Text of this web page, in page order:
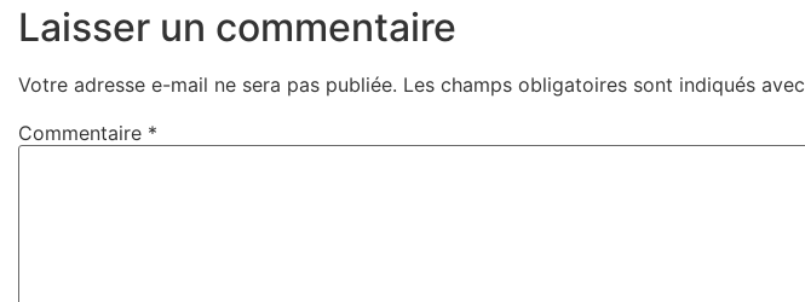
Laisser un commentaire
Votre adresse e-mail ne sera pas publiée. Les champs obligatoires sont indiqués avec
Commentaire *